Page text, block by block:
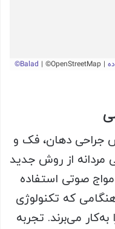
جراحی دهان، فک و
از روش جدید
صوتی استفاده
که تکنولوژی
می‌برند. تجربه